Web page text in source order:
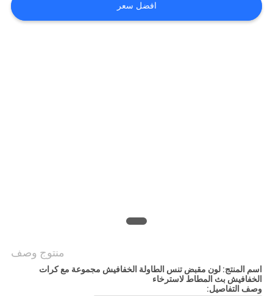
اطلب
افضل سعر
منتوج وصف
اسم المنتج: لون مقبض تنس الطاولة الخفافيش مجموعة مع كرات
الخفافيش بث المطاط لاسترخاء
وصف التفاصيل: